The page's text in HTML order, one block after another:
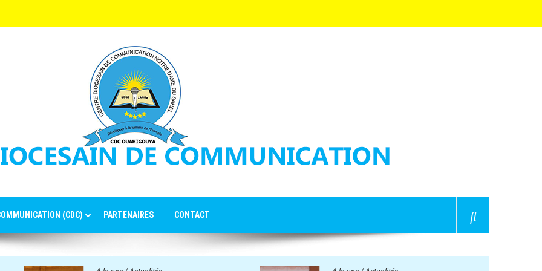
(CDC) PARTENAIRES CONTACT